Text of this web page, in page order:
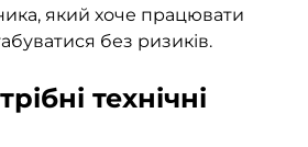
який хоче працювати
без ризиків.
технічні